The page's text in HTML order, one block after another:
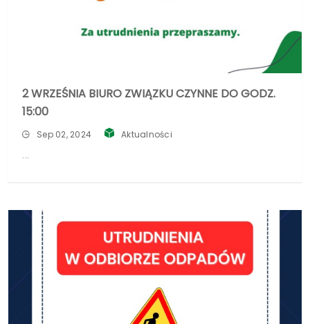
2 WRZEŚNIA BIURO ZWIĄZKU CZYNNE DO GODZ.
15:00
Sep 02, 2024 Aktualności